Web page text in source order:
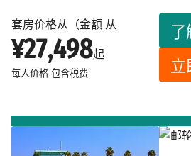
套房价格从（金额 从
¥27,498起
每人价格 包含税费
了
立